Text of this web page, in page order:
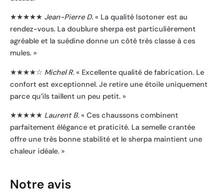
★★★★★ Jean-Pierre D. « La qualité Isotoner est au
rendez-vous. La doublure sherpa est particulièrement
agréable et la suédine donne un côté très classe à ces
mules. »
★★★★☆ Michel R. « Excellente qualité de fabrication. Le
confort est exceptionnel. Je retire une étoile uniquement
parce qu’ils taillent un peu petit. »
★★★★★ Laurent B. « Ces chaussons combinent
parfaitement élégance et praticité. La semelle crantée
offre une très bonne stabilité et le sherpa maintient une
chaleur idéale. »
Notre avis